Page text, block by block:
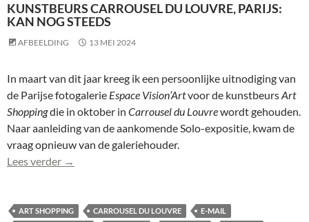
KUNSTBEURS CARROUSEL DU LOUVRE, PARIJS:
KAN NOG STEEDS
AFBEELDING 13 MEI 2024
In maart van dit jaar kreeg ik een persoonlijke uitnodiging van
de Parijse fotogalerie Espace Vision’Artvoor de kunstbeursArt
Shoppingdie in oktober in Carrousel du Louvrewordt gehouden.
Naar aanleiding van de aankomende Solo-expositie, kwam de
vraag opnieuw van de galeriehouder.
Lees verder Kunstbeurs Carrousel du Louvre, Parijs: kan nog
→
ART SHOPPING CARROUSEL DU LOUVRE
E-MAIL